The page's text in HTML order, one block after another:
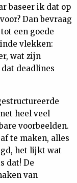
baseer ik dat op
Dan bevraag
een goede
vlekken:
wat zijn
deadlines
heel veel
voorbeelden.
te maken, alles
het lijkt wat
dat! De
van